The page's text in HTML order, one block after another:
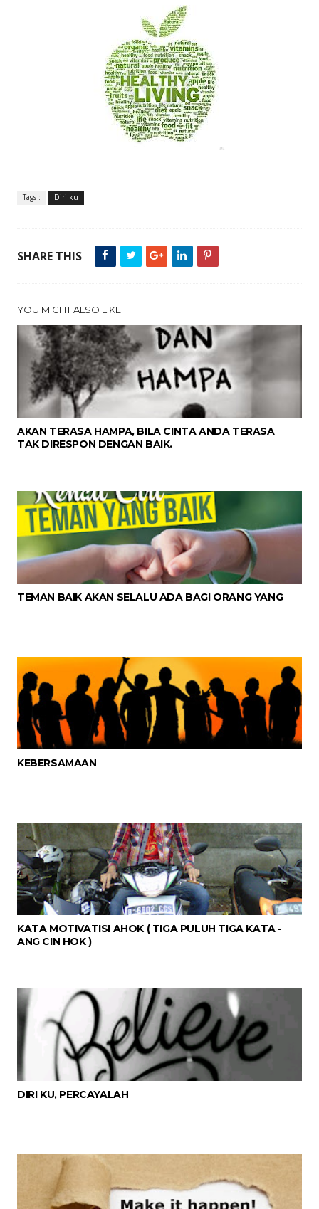
Tags : Diri ku
SHARE THIS
YOU MIGHT ALSO LIKE
AKAN TERASA HAMPA, BILA CINTA ANDA TERASA
TAK DIRESPON DENGAN BAIK.
TEMAN BAIK AKAN SELALU ADA BAGI ORANG YANG
KEBERSAMAAN
KATA MOTIVATISI AHOK ( TIGA PULUH TIGA KATA -
ANG CIN HOK )
DIRI KU, PERCAYALAH